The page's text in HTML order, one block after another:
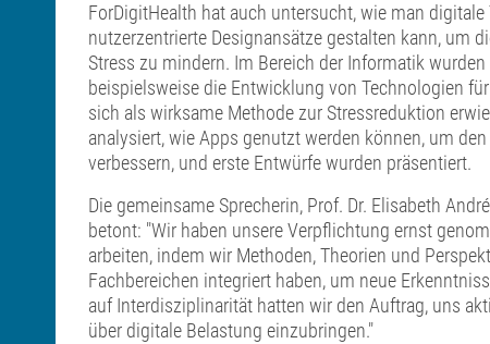
ForDigitHealth hat auch untersucht, wie man
nutzerzentrierte Designansätze gestalten kann, um
Stress zu mindern. Im Bereich der Informatik
beispielsweise die Entwicklung von Technologien
sich als wirksame Methode zur Stressreduktion
analysiert, wie Apps genutzt werden können, um
verbessern, und erste Entwürfe wurden präsentiert.
Die gemeinsame Sprecherin, Prof. Dr. Elisabeth
betont: "Wir haben unsere Verpflichtung ernst
arbeiten, indem wir Methoden, Theorien und
Fachbereichen integriert haben, um neue
auf Interdisziplinarität hatten wir den Auftrag, uns
über digitale Belastung einzubringen."